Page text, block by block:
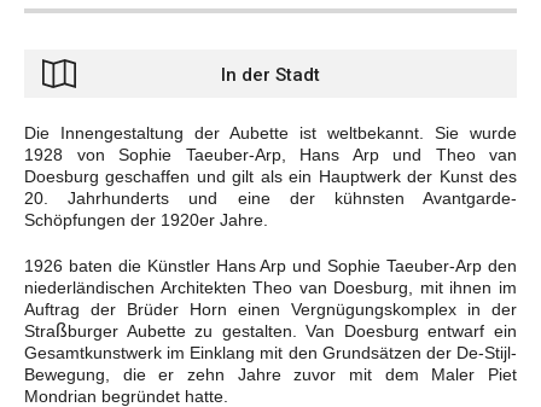
In der Stadt
Die Innengestaltung der Aubette ist weltbekannt. Sie wurde
1928 von Sophie Taeuber-Arp, Hans Arp und Theo van
Doesburg geschaffen und gilt als ein Hauptwerk der Kunst des
20. Jahrhunderts und eine der kühnsten Avantgarde-
Schöpfungen der 1920er Jahre.
1926 baten die Künstler Hans Arp und Sophie Taeuber-Arp den
niederländischen Architekten Theo van Doesburg, mit ihnen im
Auftrag der Brüder Horn einen Vergnügungskomplex in der
Straßburger Aubette zu gestalten. Van Doesburg entwarf ein
Gesamtkunstwerk im Einklang mit den Grundsätzen der De-Stijl-
Bewegung, die er zehn Jahre zuvor mit dem Maler Piet
Mondrian begründet hatte.